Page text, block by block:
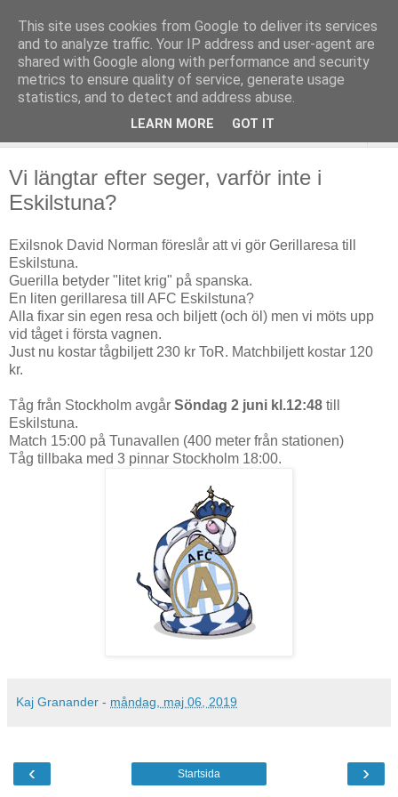
Vi längtar efter seger, varför inte i
Eskilstuna?
Exilsnok David Norman föreslår att vi gör Gerillaresa till
Eskilstuna.
Guerilla betyder "litet krig" på spanska.
En liten gerillaresa till AFC Eskilstuna?
Alla fixar sin egen resa och biljett (och öl) men vi möts upp
vid tåget i första vagnen.
Just nu kostar tågbiljett 230 kr ToR. Matchbiljett kostar 120
kr.
Tåg från Stockholm avgår Söndag 2 juni kl.12:48 till
Eskilstuna.
Match 15:00 på Tunavallen (400 meter från stationen)
Tåg tillbaka med 3 pinnar Stockholm 18:00.
Kaj Granander - måndag, maj 06, 2019
‹ ›
Startsida
This site uses cookies from Google to deliver its services
and to analyze traffic. Your IP address and user-agent are
shared with Google along with performance and security
metrics to ensure quality of service, generate usage
statistics, and to detect and address abuse.
LEARN MORE GOT IT